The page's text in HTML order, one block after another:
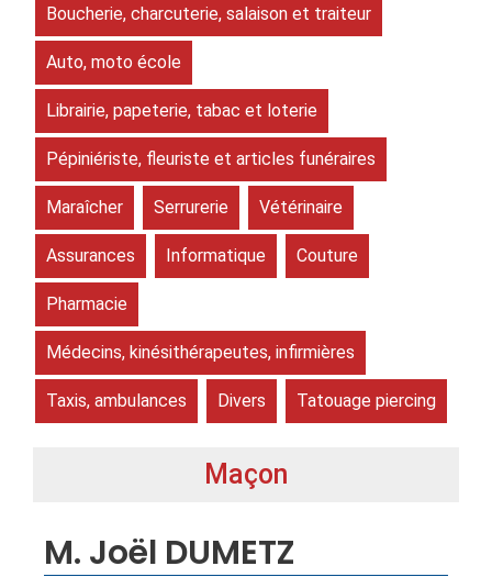
Boucherie, charcuterie, salaison et traiteur
Auto, moto école
Librairie, papeterie, tabac et loterie
Pépiniériste, fleuriste et articles funéraires
Maraîcher Serrurerie Vétérinaire
Assurances Informatique Couture
Pharmacie
Médecins, kinésithérapeutes, infirmières
Taxis, ambulances Divers Tatouage piercing
Maçon
M. Joël DUMETZ